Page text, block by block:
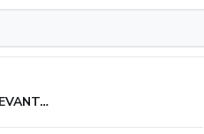
PROGRAMA LEVANTA TU TRASERO